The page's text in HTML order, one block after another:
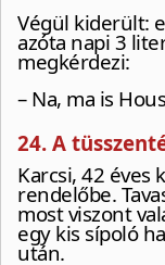
Végül kiderült:
azóta napi 3
megkérdezi:
– Na, ma is
24. A
Karcsi, 42 éves
rendelőbe.
most viszont
egy kis sípoló
után.